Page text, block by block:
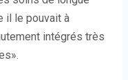
il le pouvait à
intégrés très